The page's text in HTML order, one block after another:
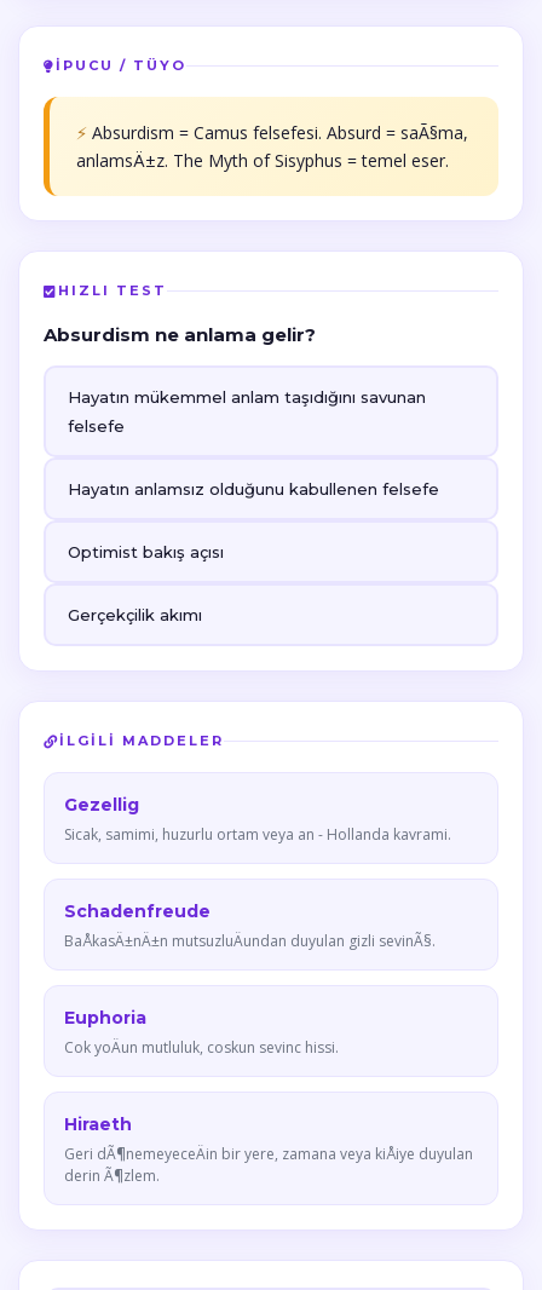
İPUCU / TÜYO
⚡ Absurdism = Camus felsefesi. Absurd = saÃ§ma,
anlamsÄ±z. The Myth of Sisyphus = temel eser.
HIZLI TEST
Absurdism ne anlama gelir?
Hayatın mükemmel anlam taşıdığını savunan
felsefe
Hayatın anlamsız olduğunu kabullenen felsefe
Optimist bakış açısı
Gerçekçilik akımı
İLGILI MADDELER
Gezellig
Sicak, samimi, huzurlu ortam veya an - Hollanda kavrami.
Schadenfreude
BaÅkasÄ±nÄ±n mutsuzluÄundan duyulan gizli sevinÃ§.
Euphoria
Cok yoÄun mutluluk, coskun sevinc hissi.
Hiraeth
Geri dÃ¶nemeyeceÄin bir yere, zamana veya kiÅiye duyulan
derin Ã¶zlem.